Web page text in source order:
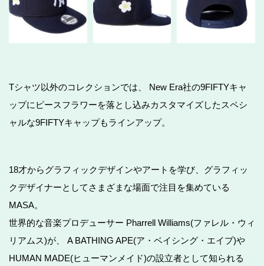
Tシャツ以外のコレクションでは、 New Era社の9FIFTYキャ
ップにピースフラワーを落とし込みカスタマイズしたスペシ
ャルな9FIFTYキャップもラインアップ。
18才からグラフィックデザインやアートを学び、グラフィッ
クデザイナーとしてさまざまな場面で注目を集めている
MASA。
世界的な音楽プロデューサー Pharrell Williams(ファレル・ウィ
リアムス)が、 A BATHING APE(ア・ベイシング・エイプ)や
HUMAN MADE(ヒューマンメイド)の設立者として知られる